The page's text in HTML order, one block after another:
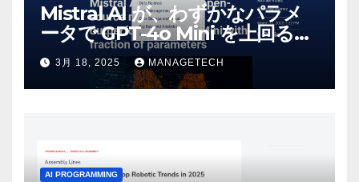
Mistral AI が、わずかなパラメ
ータで GPT-4o Mini を上回る新
しいオープンソース モデルをリ
リース | VentureBeat
3月 18, 2025 MANAGETECH
AI PROGRAMMING